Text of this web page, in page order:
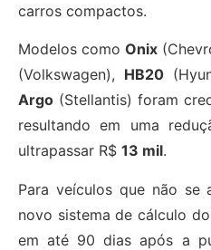
carros compactos.
Modelos como Onix
(Volkswagen), HB20
Argo (Stellantis) foram
resultando em uma
ultrapassar R$ 13 mil.
Para veículos que não se
novo sistema de cálculo
em até 90 dias após a